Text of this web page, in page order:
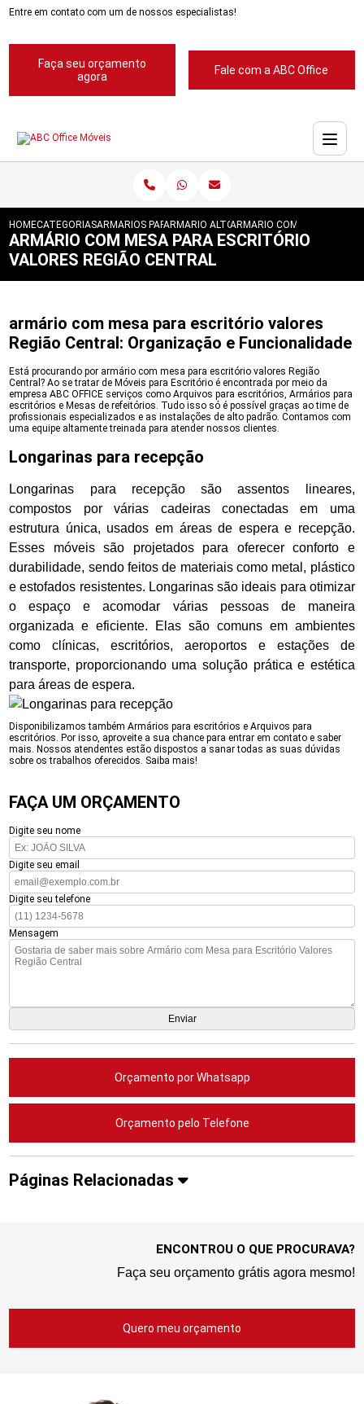
Entre em contato com um de nossos especialistas!
Faça seu orçamento
agora
Fale com a ABC Office
HOMECATEGORIASARMARIOS PARA ESCRITORIOS
ARMARIO ALTO PARA ESCRITORIOS
ARMARIO COM MESA PARA
ARMÁRIO COM MESA PARA ESCRITÓRIO
VALORES REGIÃO CENTRAL
armário com mesa para escritório valores
Região Central: Organização e Funcionalidade
Está procurando por armário com mesa para escritório valores Região
Central? Ao se tratar de Móveis para Escritório é encontrada por meio da
empresa ABC OFFICE serviços como Arquivos para escritórios, Armários para
escritórios e Mesas de refeitórios. Tudo isso só é possível graças ao time de
profissionais especializados e as instalações de alto padrão. Contamos com
uma equipe altamente treinada para atender nossos clientes.
Longarinas para recepção
Longarinas para recepção são assentos lineares,
compostos por várias cadeiras conectadas em uma
estrutura única, usados em áreas de espera e recepção.
Esses móveis são projetados para oferecer conforto e
durabilidade, sendo feitos de materiais como metal, plástico
e estofados resistentes. Longarinas são ideais para otimizar
o espaço e acomodar várias pessoas de maneira
organizada e eficiente. Elas são comuns em ambientes
como clínicas, escritórios, aeroportos e estações de
transporte, proporcionando uma solução prática e estética
para áreas de espera.
Disponibilizamos também Armários para escritórios e Arquivos para
escritórios. Por isso, aproveite a sua chance para entrar em contato e saber
mais. Nossos atendentes estão dispostos a sanar todas as suas dúvidas
sobre os trabalhos oferecidos. Saiba mais!
FAÇA UM ORÇAMENTO
Digite seu nome
Digite seu email
Digite seu telefone
Mensagem
Orçamento por Whatsapp
Orçamento pelo Telefone
Páginas Relacionadas
ENCONTROU O QUE PROCURAVA?
Faça seu orçamento grátis agora mesmo!
Quero meu orçamento